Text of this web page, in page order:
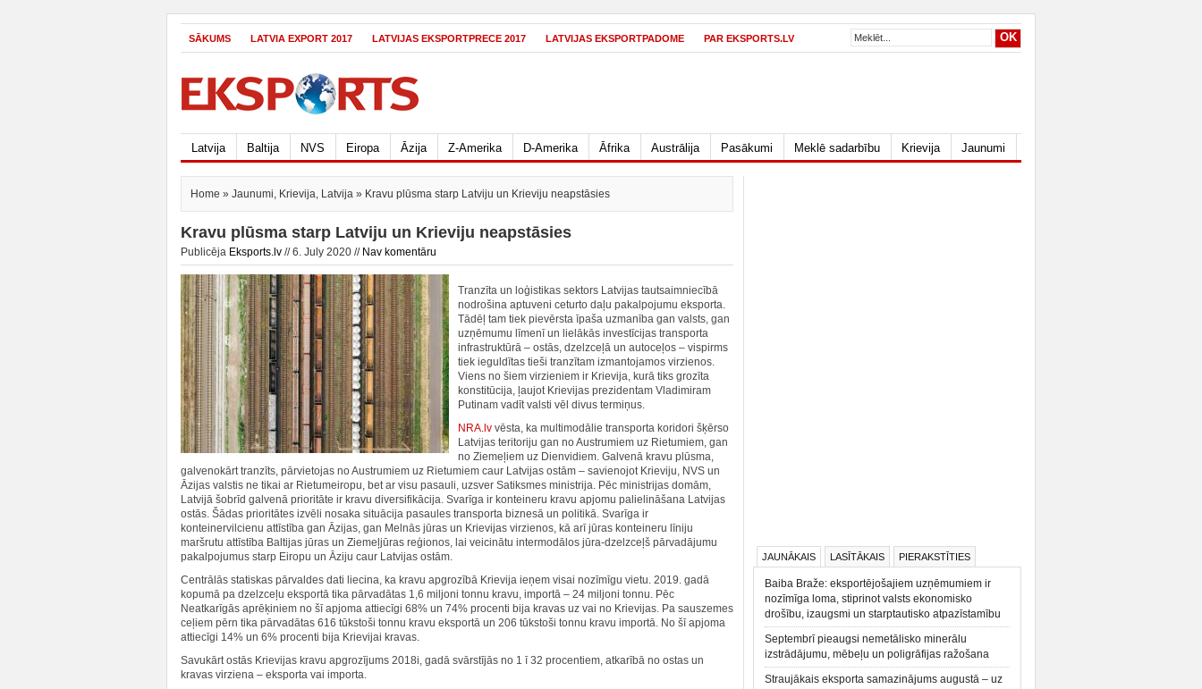
SĀKUMS LATVIA EXPORT 2017 LATVIJAS EKSPORTPRECE 2017 LATVIJAS EKSPORTPADOME PAR EKSPORTS.LV
Latvija Baltija NVS Eiropa Āzija Z-Amerika D-Amerika Āfrika Austrālija Pasākumi Meklē sadarbību Krievija Jaunumi
Home » Jaunumi, Krievija, Latvija » Kravu plūsma starp Latviju un Krieviju neapstāsies
Kravu plūsma starp Latviju un Krieviju neapstāsies
Publicēja Eksports.lv // 6. July 2020 // Nav komentāru
Tranzīta un loģistikas sektors Latvijas tautsaimniecībā
nodrošina aptuveni ceturto daļu pakalpojumu eksporta.
Tādēļ tam tiek pievērsta īpaša uzmanība gan valsts, gan
uzņēmumu līmenī un lielākās investīcijas transporta
infrastruktūrā – ostās, dzelzceļā un autoceļos – vispirms
tiek ieguldītas tieši tranzītam izmantojamos virzienos.
Viens no šiem virzieniem ir Krievija, kurā tiks grozīta
konstitūcija, ļaujot Krievijas prezidentam Vladimiram
Putinam vadīt valsti vēl divus termiņus.
NRA.lv vēsta, ka multimodālie transporta koridori šķērso
Latvijas teritoriju gan no Austrumiem uz Rietumiem, gan
no Ziemeļiem uz Dienvidiem. Galvenā kravu plūsma,
galvenokārt tranzīts, pārvietojas no Austrumiem uz Rietumiem caur Latvijas ostām – savienojot Krieviju, NVS un
Āzijas valstis ne tikai ar Rietumeiropu, bet ar visu pasauli, uzsver Satiksmes ministrija. Pēc ministrijas domām,
Latvijā šobrīd galvenā prioritāte ir kravu diversifikācija. Svarīga ir konteineru kravu apjomu palielināšana Latvijas
ostās. Šādas prioritātes izvēli nosaka situācija pasaules transporta biznesā un politikā. Svarīga ir
konteinervilcienu attīstība gan Āzijas, gan Melnās jūras un Krievijas virzienos, kā arī jūras konteineru līniju
maršrutu attīstība Baltijas jūras un Ziemeļjūras reģionos, lai veicinātu intermodālos jūra-dzelzceļš pārvadājumu
pakalpojumus starp Eiropu un Āziju caur Latvijas ostām.
Centrālās statiskas pārvaldes dati liecina, ka kravu apgrozībā Krievija ieņem visai nozīmīgu vietu. 2019. gadā
kopumā pa dzelzceļu eksportā tika pārvadātas 1,6 miljoni tonnu kravu, importā – 24 miljoni tonnu. Pēc
Neatkarīgās aprēķiniem no šī apjoma attiecīgi 68% un 74% procenti bija kravas uz vai no Krievijas. Pa sauszemes
ceļiem pērn tika pārvadātas 616 tūkstoši tonnu kravu eksportā un 206 tūkstoši tonnu kravu importā. No šī apjoma
attiecīgi 14% un 6% procenti bija Krievijai kravas.
Savukārt ostās Krievijas kravu apgrozījums 2018i, gadā svārstījās no 1 ī 32 procentiem, atkarībā no ostas un
kravas virziena – eksporta vai importa.
JAUNĀKAIS LASĪTĀKAIS PIERAKSTĪTIES
Baiba Braže: eksportējošajiem uzņēmumiem ir
nozīmīga loma, stiprinot valsts ekonomisko
drošību, izaugsmi un starptautisko atpazīstamību
Septembrī pieaugsi nemetālisko minerālu
izstrādājumu, mēbeļu un poligrāfijas ražošana
Straujākais eksporta samazinājums augustā – uz